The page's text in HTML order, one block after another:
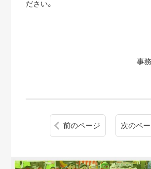
ださい。
事
前のページ 次のペ